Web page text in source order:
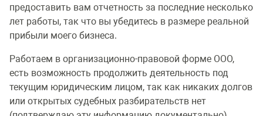
предоставить вам отчетность за последние несколько
лет работы, так что вы убедитесь в размере реальной
прибыли моего бизнеса.
Работаем в организационно-правовой форме ООО,
есть возможность продолжить деятельность под
текущим юридическим лицом, так как никаких долгов
или открытых судебных разбирательств нет